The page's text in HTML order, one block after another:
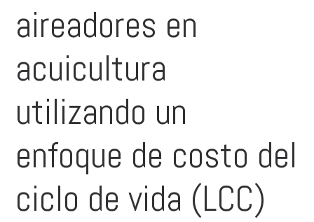
aireadores en
acuicultura
utilizando un
enfoque de costo del
ciclo de vida (LCC)